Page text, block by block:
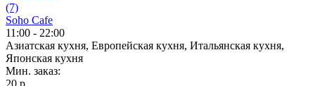
(7)
Soho Cafe
11:00 - 22:00
Азиатская кухня, Европейская кухня, Итальянская кухня,
Японская кухня
Мин. заказ:
20 р